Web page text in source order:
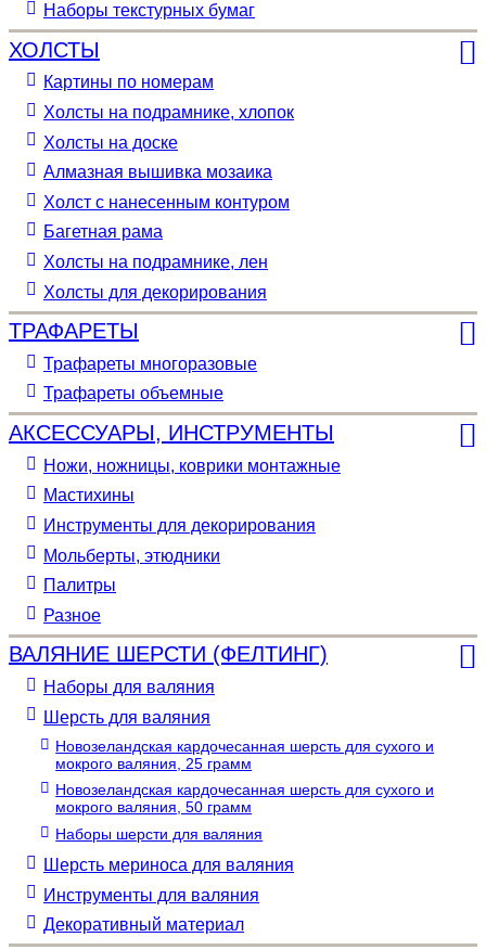
Наборы текстурных бумаг
ХОЛСТЫ
Картины по номерам
Холсты на подрамнике, хлопок
Холсты на доске
Алмазная вышивка мозаика
Холст с нанесенным контуром
Багетная рама
Холсты на подрамнике, лен
Холсты для декорирования
ТРАФАРЕТЫ
Трафареты многоразовые
Трафареты объемные
АКСЕССУАРЫ, ИНСТРУМЕНТЫ
Ножи, ножницы, коврики монтажные
Мастихины
Инструменты для декорирования
Мольберты, этюдники
Палитры
Разное
ВАЛЯНИЕ ШЕРСТИ (ФЕЛТИНГ)
Наборы для валяния
Шерсть для валяния
Новозеландская кардочесанная шерсть для сухого и
мокрого валяния, 25 грамм
Новозеландская кардочесанная шерсть для сухого и
мокрого валяния, 50 грамм
Наборы шерсти для валяния
Шерсть мериноса для валяния
Инструменты для валяния
Декоративный материал